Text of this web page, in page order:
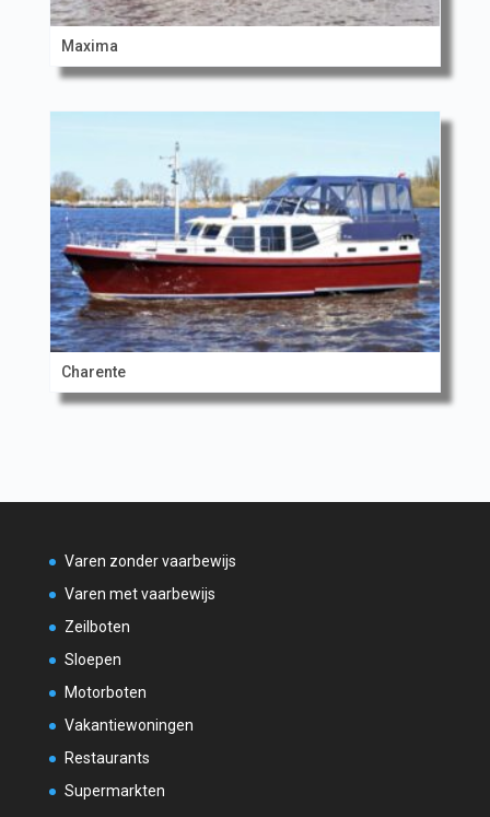
Maxima
Charente
Varen zonder vaarbewijs
Varen met vaarbewijs
Zeilboten
Sloepen
Motorboten
Vakantiewoningen
Restaurants
Supermarkten